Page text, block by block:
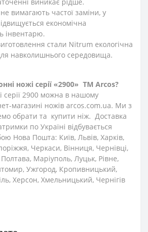
вимагають частої заміни, у
економічна
інвентарю.
стали Nitrum екологічна
навколишнього середовища.
ножі серії «2900» ТМ Arcos?
серії 2900 можна в нашому
магазині ножів arcos.com.ua. Ми з
обрати та купити ніж. Доставка
по Україні відбувається
Нова Пошта: Київ, Львів, Харків,
Черкаси, Вінниця, Чернівці,
Маріуполь, Луцьк, Рівне,
Ужгород, Кропивницький,
Херсон, Хмельницький, Чернігів